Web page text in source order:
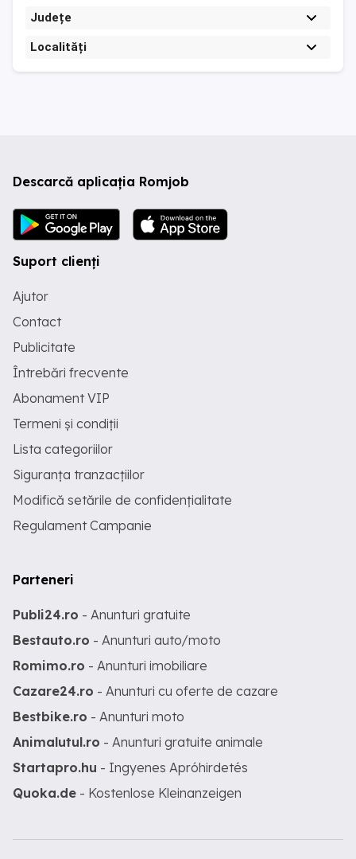
Județe
Localități
Descarcă aplicația Romjob
Suport clienți
Ajutor
Contact
Publicitate
Întrebări frecvente
Abonament VIP
Termeni și condiții
Lista categoriilor
Siguranța tranzacțiilor
Modifică setările de confidențialitate
Regulament Campanie
Parteneri
Publi24.ro - Anunturi gratuite
Bestauto.ro - Anunturi auto/moto
Romimo.ro - Anunturi imobiliare
Cazare24.ro - Anunturi cu oferte de cazare
Bestbike.ro - Anunturi moto
Animalutul.ro - Anunturi gratuite animale
Startapro.hu - Ingyenes Apróhirdetés
Quoka.de - Kostenlose Kleinanzeigen